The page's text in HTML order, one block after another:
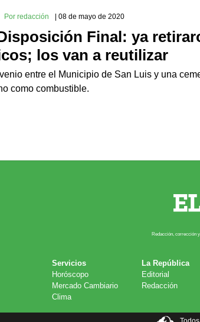
Por redacción | 08 de mayo de 2020
Final: ya
los van a reutilizar
entre el Municipio de San Luis y una
como combustible.
Redacción, corrección
Servicios
Horóscopo
Mercado Cambiario
Clima
La República
Editorial
Redacción